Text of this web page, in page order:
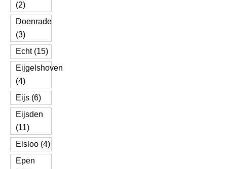
(2)
Doenrade
(3)
Echt (15)
Eijgelshoven
(4)
Eijs (6)
Eijsden
(11)
Elsloo (4)
Epen